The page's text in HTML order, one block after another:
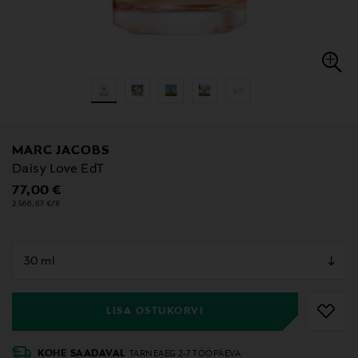
MARC JACOBS
Daisy Love EdT
Original Price
77,00 €
2 566,67 €/1l
LISA OSTUKORVI
KOHE SAADAVAL TARNEAEG 2-7 TÖÖPÄEVA